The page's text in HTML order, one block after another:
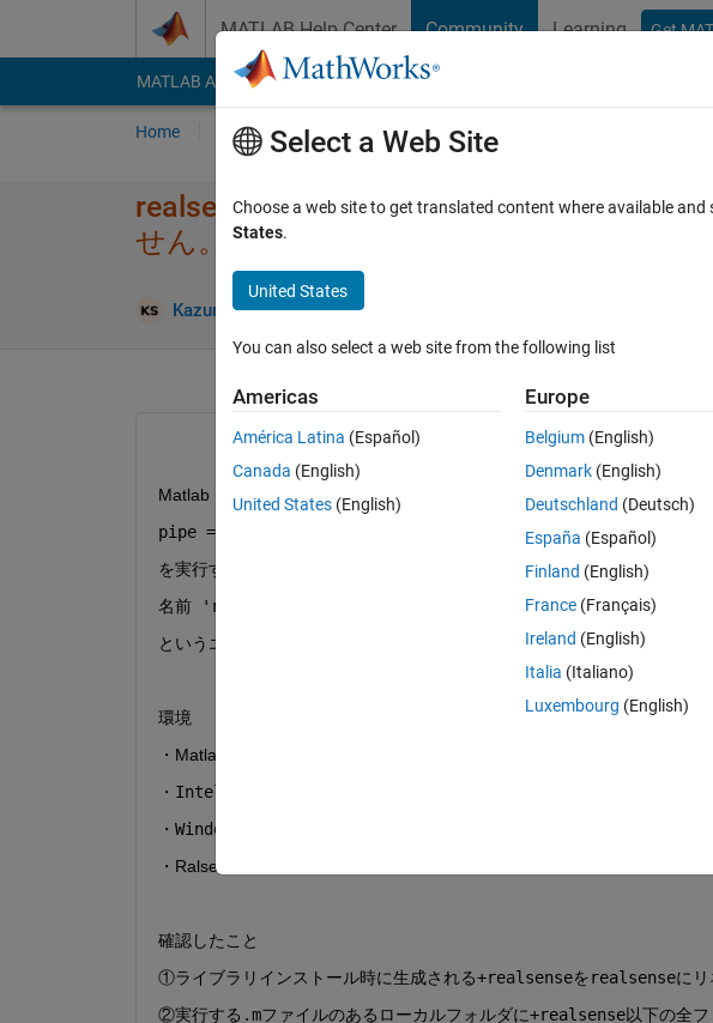
MATLAB Help Center Community Learning Get
MATLAB Answers File Exchange Cody
Home Ask Answer Browse MATLAB FAQs
realsenseと​​matlabの接続​エ​ラー（名前
せん。）
Kazunori Sumiya 19 May 2023
Matlab R2022aとIntel.RealSense.SDK-WIN10-2.53.1.4623
を使用
pipe = realsense.pipeline();
を実行すると、
名前 'realsense.pipeline' を解決できません。
というエラーが出ます。
環境
・Matlab R2022a
・Intel.RealSense.SDK-WIN10-2.53.1.4623
・Windows10パソコン
・ Ralsense D435
確認したこと
①ライブラリインストール時に生成される+realsenseをrealsenseにリ
②実行する.mファイルのあるローカルフォルダに+realsense以下の全フ
Select a Web Site
Choose a web site to get translated content where available
States.
United States
You can also select a web site from the following list
Americas
América Latina (Español)
Canada (English)
United States (English)
Europe
Belgium (English)
Denmark (English)
Deutschland (Deutsch)
España (Español)
Finland (English)
France (Français)
Ireland (English)
Italia (Italiano)
Luxembourg (English)